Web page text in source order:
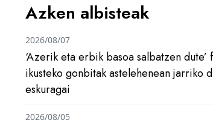
Azken albisteak
‘Azerik eta erbik basoa salbatzen dute’
ikusteko gonbitak astelehenean jarriko
eskuragai
2026/08/07
2026/08/05